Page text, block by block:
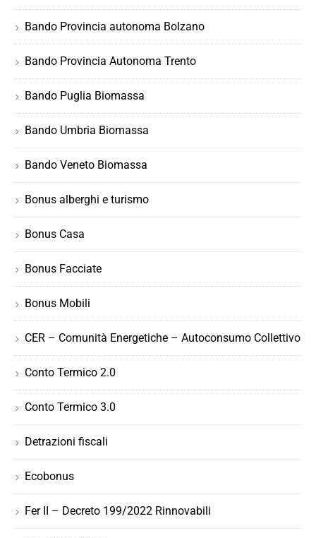
Bando Provincia autonoma Bolzano
Bando Provincia Autonoma Trento
Bando Puglia Biomassa
Bando Umbria Biomassa
Bando Veneto Biomassa
Bonus alberghi e turismo
Bonus Casa
Bonus Facciate
Bonus Mobili
CER – Comunità Energetiche – Autoconsumo Collettivo
Conto Termico 2.0
Conto Termico 3.0
Detrazioni fiscali
Ecobonus
Fer II – Decreto 199/2022 Rinnovabili